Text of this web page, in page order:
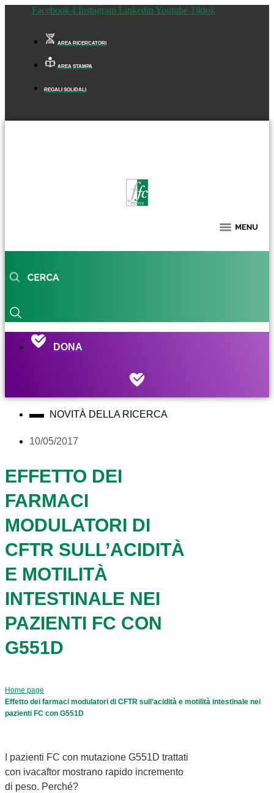
Facebook-f Instagram Linkedin Youtube Tiktok
AREA RICERCATORI
AREA STAMPA
REGALI SOLIDALI
DONA
NOVITÀ DELLA RICERCA
10/05/2017
EFFETTO DEI
FARMACI
MODULATORI DI
CFTR SULL’ACIDITÀ
E MOTILITÀ
INTESTINALE NEI
PAZIENTI FC CON
G551D
Home page
Effetto dei farmaci modulatori di CFTR sull’acidità e motilità intestinale nei
pazienti FC con G551D
I pazienti FC con mutazione G551D trattati
con ivacaftor mostrano rapido incremento
di peso. Perché?